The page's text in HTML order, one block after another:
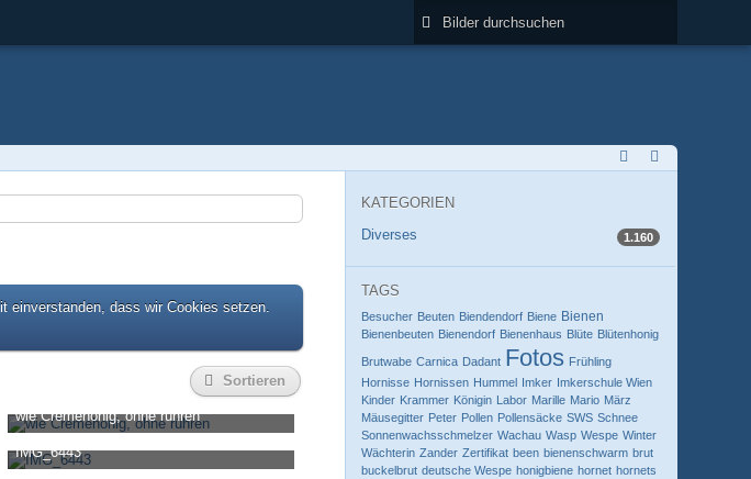
einverstanden, dass wir Cookies setzen.
Sortieren
wie Cremehonig, ohne rühren
Andreas Jung-3. Juni 2026, 06:41
8.877
0 0
IMG_6443
Ro-Bee-5. November 2025, 12:56
KATEGORIEN
Diverses
1.160
TAGS
Besucher Beuten Biendendorf Biene Bienen
Bienenbeuten Bienendorf Bienenhaus Blüte Blütenhonig
Brutwabe Carnica Dadant Fotos Frühling
Hornisse Hornissen Hummel Imker Imkerschule Wien
Kinder Krammer Königin Labor Marille Mario März
Mäusegitter Peter Pollen Pollensäcke SWS Schnee
Sonnenwachsschmelzer Wachau Wasp Wespe Winter
Wächterin Zander Zertifikat been bienenschwarm brut
buckelbrut deutsche Wespe honigbiene hornet hornets